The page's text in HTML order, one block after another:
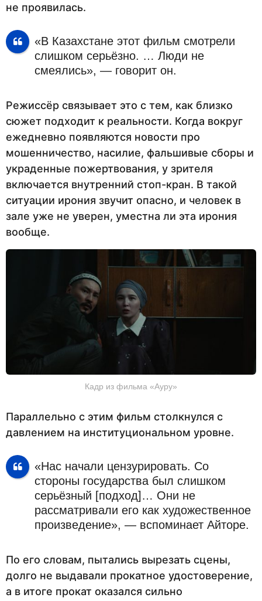
не проявилась.
«В Казахстане этот фильм смотрели
слишком серьёзно. … Люди не
смеялись», — говорит он.
Режиссёр связывает это с тем, как близко
сюжет подходит к реальности. Когда вокруг
ежедневно появляются новости про
мошенничество, насилие, фальшивые сборы и
украденные пожертвования, у зрителя
включается внутренний стоп-кран. В такой
ситуации ирония звучит опасно, и человек в
зале уже не уверен, уместна ли эта ирония
вообще.
Кадр из фильма «Ауру»
Параллельно с этим фильм столкнулся с
давлением на институциональном уровне.
«Нас начали цензурировать. Со
стороны государства был слишком
серьёзный [подход]… Они не
рассматривали его как художественное
произведение», — вспоминает Айторе.
По его словам, пытались вырезать сцены,
долго не выдавали прокатное удостоверение,
а в итоге прокат оказался сильно